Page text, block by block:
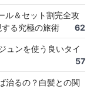
ル＆セット割完全攻
る究極の旅術
62
ュンを使う良いタイ
57
治るの？白髪との関